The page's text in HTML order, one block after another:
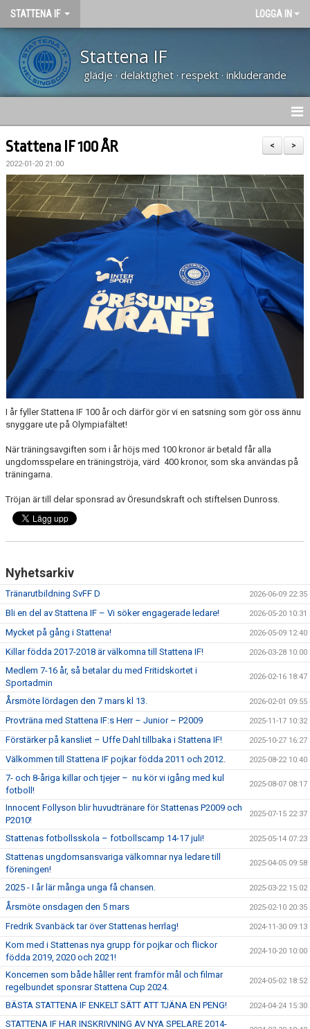
STATTENA IF LOGGA IN
Stattena IF
glädje · delaktighet · respekt · inkluderande
HEM
NYHETER
TRÄNARUTBILDNING SVFF D
KALENDER
VÅRA LAG
SPONSORER
DOMARE, MATCHER.
AVGIFTER
FÖRENINGSSHOP
STATTENA CUP
INTRESSEANMÄLAN SOM TRÄNARE/LEDARE
>
<
Stattena IF 100 ÅR
2022-01-20 21:00
I år fyller Stattena IF 100 år och därför gör vi en satsning som gör oss ännu
snyggare ute på Olympiafältet!
När träningsavgiften som i år höjs med 100 kronor är betald får alla
ungdomsspelare en träningströja, värd 400 kronor, som ska användas på
träningarna.
Tröjan är till delar sponsrad av Öresundskraft och stiftelsen Dunross.
Nyhetsarkiv
Tränarutbildning SvFF D 2026-06-09 22:35
Bli en del av Stattena IF – Vi söker engagerade ledare! 2026-05-20 10:31
Mycket på gång i Stattena! 2026-05-09 12:40
Killar födda 2017-2018 är välkomna till Stattena IF! 2026-03-28 10:00
Medlem 7-16 år, så betalar du med Fritidskortet i
Sportadmin
2026-02-16 18:47
Årsmöte lördagen den 7 mars kl 13. 2026-02-01 09:55
Provträna med Stattena IF:s Herr – Junior – P2009 2025-11-17 10:32
Förstärker på kansliet – Uffe Dahl tillbaka i Stattena IF! 2025-10-27 16:27
Välkommen till Stattena IF pojkar födda 2011 och 2012. 2025-08-22 10:40
7- och 8-åriga killar och tjejer – nu kör vi igång med kul
fotboll!
2025-08-07 08:17
Innocent Follyson blir huvudtränare för Stattenas P2009 och
P2010!
2025-07-15 22:37
Stattenas fotbollsskola – fotbollscamp 14-17 juli! 2025-05-14 07:23
Stattenas ungdomsansvariga välkomnar nya ledare till
föreningen!
2025-04-05 09:58
2025 - I år lär många unga få chansen. 2025-03-22 15:02
Årsmöte onsdagen den 5 mars 2025-02-10 20:35
Fredrik Svanbäck tar över Stattenas herrlag! 2024-11-30 09:13
Kom med i Stattenas nya grupp för pojkar och flickor
födda 2019, 2020 och 2021!
2024-10-20 10:00
Koncernen som både håller rent framför mål och filmar
regelbundet sponsrar Stattena Cup 2024.
2024-05-02 18:52
BÄSTA STATTENA IF ENKELT SÄTT ATT TJÄNA EN PENG! 2024-04-24 15:30
STATTENA IF HAR INSKRIVNING AV NYA SPELARE 2014-